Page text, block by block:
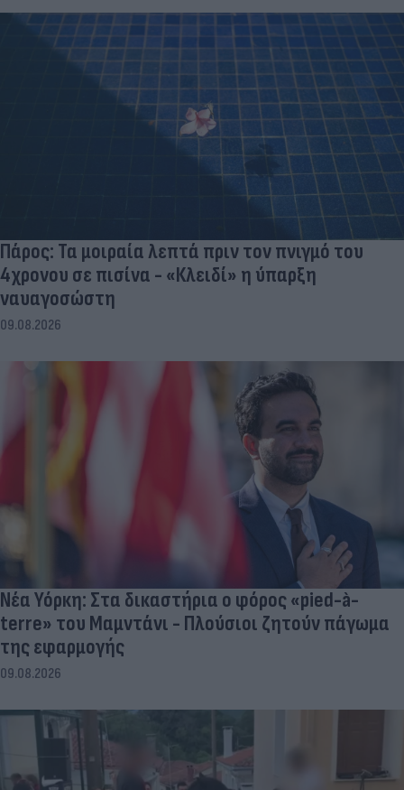
Πάρος: Τα μοιραία λεπτά πριν τον πνιγμό του
4χρονου σε πισίνα - «Κλειδί» η ύπαρξη
ναυαγοσώστη
09.08.2026
Νέα Υόρκη: Στα δικαστήρια ο φόρος «pied-à-
terre» του Μαμντάνι - Πλούσιοι ζητούν πάγωμα
της εφαρμογής
09.08.2026